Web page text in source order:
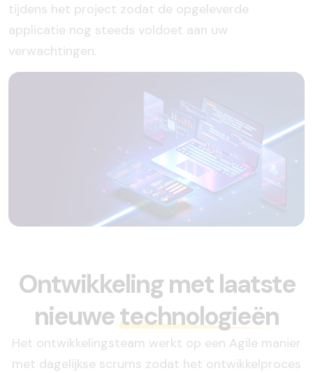
tijdens het project zodat de opgeleverde
applicatie nog steeds voldoet aan uw
verwachtingen.
Ontwikkeling met laatste
nieuwetechnologieën
Het ontwikkelingsteam werkt op een Agile manier
met dagelijkse scrums zodat het ontwikkelproces